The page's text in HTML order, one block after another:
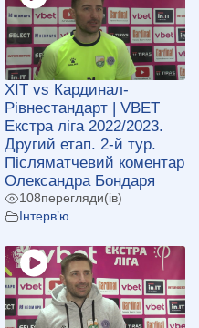
ХІТ vs Кардинал-
Рівнестандарт | VBET
Екстра ліга 2022/2023.
Другий етап. 2-й тур.
Післяматчевий коментар
Олександра Бондаря
108перегляди(ів)
Інтерв’ю